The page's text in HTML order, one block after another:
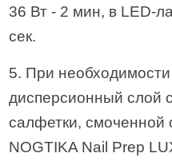
36 Вт - 2 мин, в LED-
сек.
5. При
дисперсионный слой
салфетки, смоченной
NOGTIKA Nail Prep